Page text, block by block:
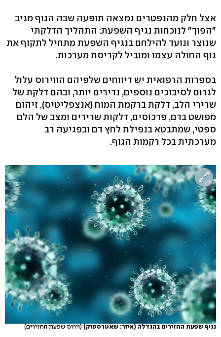
אצל חלק מהנפטרים נמצאה תופעה שבה הגוף מגיב
"הפוך" לנוכחות נגיף השפעת: התהליך הדלקתי
שנוצר ונועד להילחם בנגיף השפעת מתחיל לתקוף את
גוף החולה עצמו ומוביל לקריסת מערכות.
בספרות הרפואית יש דיווחים שלפיהם הווירוס עלול
לגרום לסיבוכים נוספים, נדירים יותר, ובהם דלקת של
שרירי הלב, דלקת ברקמת המוח (אנצפליטיס), זיהום
מפושט בדם, פרכוסים, דלקות שרירים ומצב של הלם
ספטי, שמתבטא בנפילת לחץ דם ובפגיעה רב
מערכתית בכל רקמות הגוף.
נגיף שפעת החזירים בהגדלה (איור: שאטרסטוק) (וירוס שפעת החזירים)